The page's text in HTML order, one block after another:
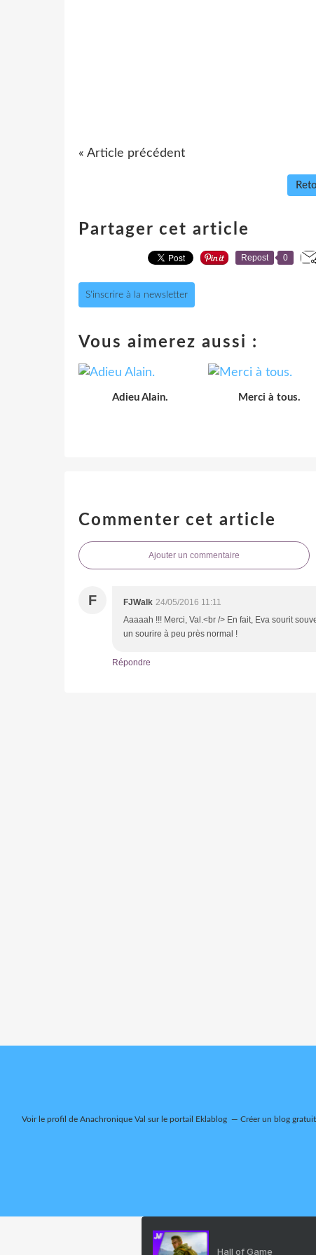
« Article précédent
Partager cet article
Repost 0
S'inscrire à la newsletter
Vous aimerez aussi :
Adieu Alain.
Merci à tous.
Commenter cet article
Ajouter un commentaire
F FJWalk 24/05/2016 11:11
Aaaaah !!! Merci, Val.<br /> En fait, Eva sourit
un sourire à peu près normal !
Répondre
Voir le profil de Anachronique Val sur le portail Eklablog Créer un blog
Hall of Game